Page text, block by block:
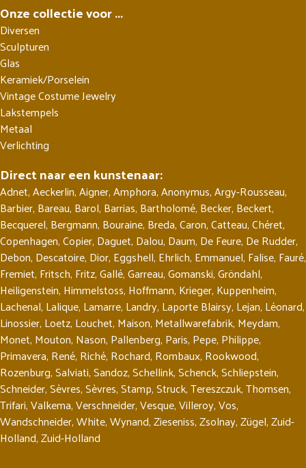
Onze collectie voor ...
Diversen
Sculpturen
Glas
Keramiek/Porselein
Vintage Costume Jewelry
Lakstempels
Metaal
Verlichting
Direct naar een kunstenaar:
Adnet,Aeckerlin,Aigner,Amphora,Anonymus,Argy-Rousseau,
Barbier, Bareau, Barol, Barrias, Bartholomé, Becker, Beckert,
Becquerel, Bergmann, Bouraine, Breda,Caron,Catteau,Chéret,
Copenhagen,Copier, Daguet, Dalou, Daum, De Feure, De Rudder,
Debon, Descatoire, Dior, Eggshell, Ehrlich, Emmanuel, Falise, Fauré,
Fremiet, Fritsch, Fritz,Gallé,Garreau,Gomanski,Gröndahl,
Heiligenstein, Himmelstoss, Hoffmann, Krieger, Kuppenheim,
Lachenal, Lalique, Lamarre, Landry, Laporte Blairsy, Lejan, Léonard,
Linossier, Loetz, Louchet, Maison, Metallwarefabrik, Meydam,
Monet, Mouton, Nason, Pallenberg, Paris, Pepe, Philippe,
Primavera, René, Riché, Rochard, Rombaux, Rookwood,
Rozenburg,Salviati,Sandoz,Schellink,Schenck,Schliepstein,
Schneider,Sèvres,Sèvres,Stamp,Struck,Tereszczuk,Thomsen,
Trifari,Valkema,Verschneider,Vesque,Villeroy,Vos,
Wandschneider,White,Wynand,Zieseniss,Zsolnay,Zügel,Zuid-
Holland,Zuid-Holland